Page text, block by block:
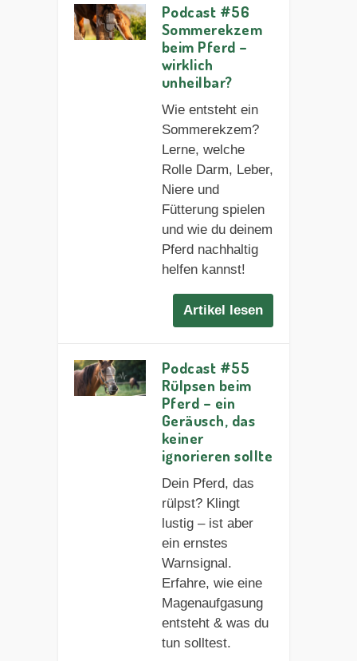
Podcast #56
Sommerekzem
beim Pferd –
wirklich
unheilbar?
Wie entsteht ein
Sommerekzem?
Lerne, welche
Rolle Darm, Leber,
Niere und
Fütterung spielen
und wie du deinem
Pferd nachhaltig
helfen kannst!
Artikel lesen
Podcast #55
Rülpsen beim
Pferd – ein
Geräusch, das
keiner
ignorieren sollte
Dein Pferd, das
rülpst? Klingt
lustig – ist aber
ein ernstes
Warnsignal.
Erfahre, wie eine
Magenaufgasung
entsteht & was du
tun solltest.